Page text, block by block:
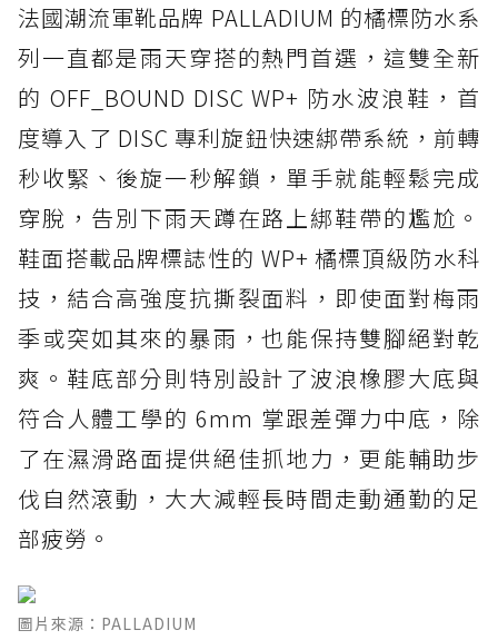
法國潮流軍靴品牌 PALLADIUM 的橘標防水系
列一直都是雨天穿搭的熱門首選，這雙全新
的 OFF_BOUND DISC WP+ 防水波浪鞋，首
度導入了 DISC 專利旋鈕快速綁帶系統，前轉
秒收緊、後旋一秒解鎖，單手就能輕鬆完成
穿脫，告別下雨天蹲在路上綁鞋帶的尷尬。
鞋面搭載品牌標誌性的 WP+ 橘標頂級防水科
技，結合高強度抗撕裂面料，即使面對梅雨
季或突如其來的暴雨，也能保持雙腳絕對乾
爽。鞋底部分則特別設計了波浪橡膠大底與
符合人體工學的 6mm 掌跟差彈力中底，除
了在濕滑路面提供絕佳抓地力，更能輔助步
伐自然滾動，大大減輕長時間走動通勤的足
部疲勞。
圖片來源：PALLADIUM